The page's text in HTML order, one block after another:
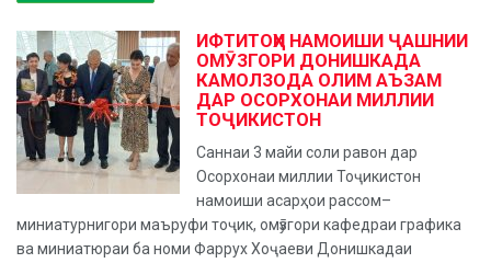
ИФТИТОҲИ НАМОИШИ ҶАШНИИ
ОМӮЗГОРИ ДОНИШКАДА
КАМОЛЗОДА ОЛИМ АЪЗАМ
ДАР ОСОРХОНАИ МИЛЛИИ
ТОҶИКИСТОН
Саннаи 3 майи соли равон дар
Осорхонаи миллии Тоҷикистон
намоиши асарҳои рассом–
миниатурнигори маъруфи тоҷик, омӯзгори кафедраи графика
ва миниатюраи ба номи Фаррух Хоҷаеви Донишкадаи